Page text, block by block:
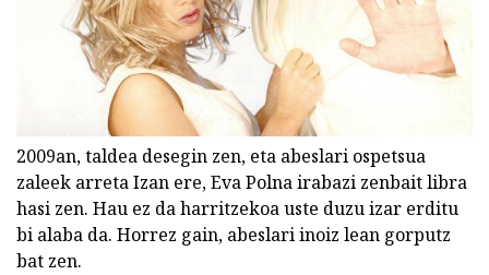
2009an, taldea desegin zen, eta abeslari ospetsua
zaleek arreta Izan ere, Eva Polna irabazi zenbait libra
hasi zen. Hau ez da harritzekoa uste duzu izar erditu
bi alaba da. Horrez gain, abeslari inoiz lean gorputz
bat zen.